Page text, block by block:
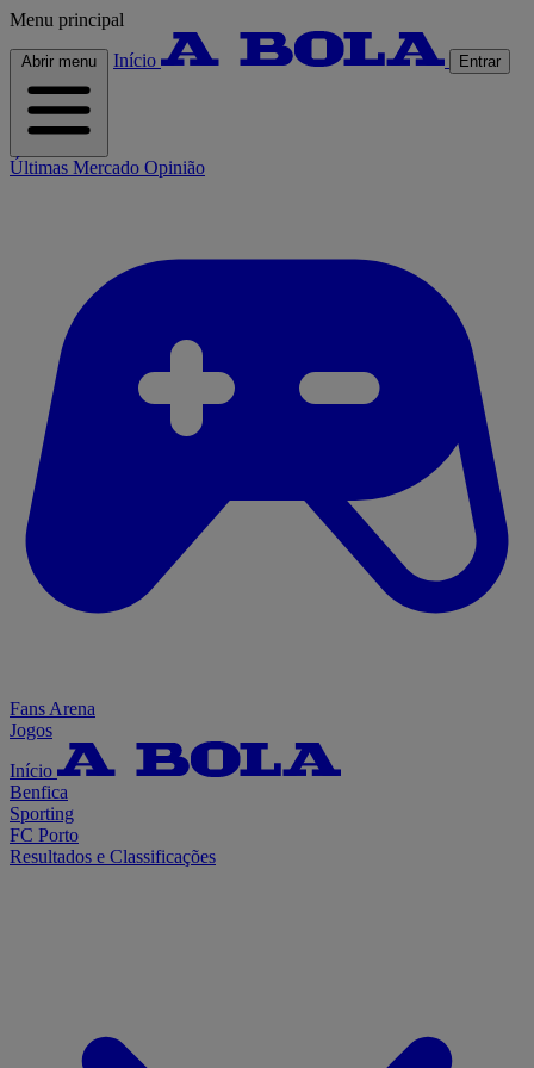
Menu principal
Abrir menu Início Entrar
Últimas Mercado Opinião
Fans Arena
Jogos
Início
Benfica
Sporting
FC Porto
Resultados e Classificações